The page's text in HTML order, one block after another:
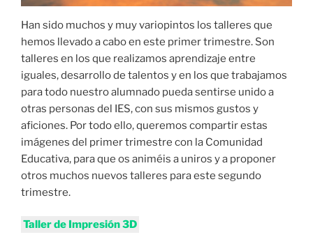
Han sido muchos y muy variopintos los talleres que
hemos llevado a cabo en este primer trimestre. Son
talleres en los que realizamos aprendizaje entre
iguales, desarrollo de talentos y en los que trabajamos
para todo nuestro alumnado pueda sentirse unido a
otras personas del IES, con sus mismos gustos y
aficiones. Por todo ello, queremos compartir estas
imágenes del primer trimestre con la Comunidad
Educativa, para que os animéis a uniros y a proponer
otros muchos nuevos talleres para este segundo
trimestre.
Taller de Impresión 3D